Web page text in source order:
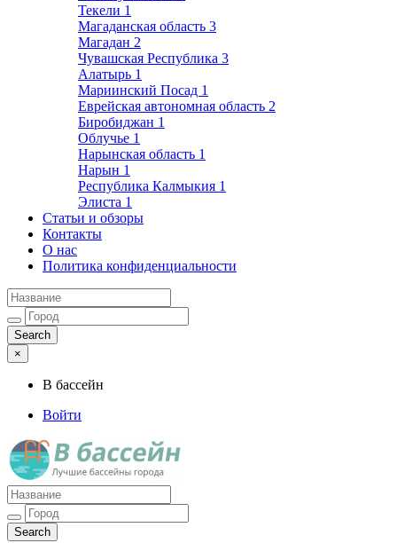
Текели 1
Магаданская область 3
Магадан 2
Чувашская Республика 3
Алатырь 1
Мариинский Посад 1
Еврейская автономная область 2
Биробиджан 1
Облучье 1
Нарынская область 1
Нарын 1
Республика Калмыкия 1
Элиста 1
Статьи и обзоры
Контакты
О нас
Политика конфиденциальности
×
В бассейн
Войти
Лучшие бассейны города